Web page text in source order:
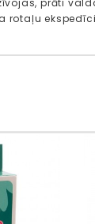
prāti
rotaļu